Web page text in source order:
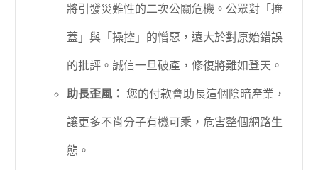
將引發災難性的二次公關危機。公眾對「掩
蓋」與「操控」的憎惡，遠大於對原始錯誤
的批評。誠信一旦破產，修復將難如登天。
助長歪風： 您的付款會助長這個陰暗產業，
讓更多不肖分子有機可乘，危害整個網路生
態。